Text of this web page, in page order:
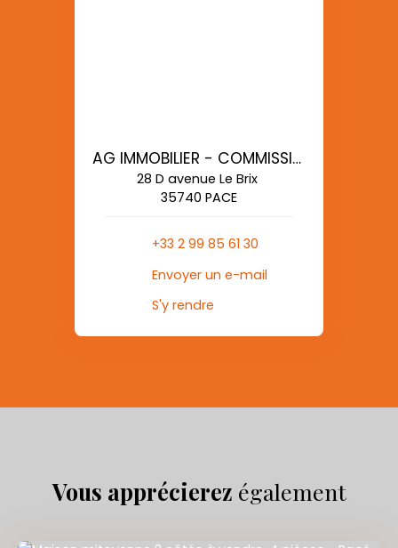
AG IMMOBILIER - COMMISSIONS REDUITES
28 D avenue Le Brix
35740 PACE
+33 2 99 85 61 30
Envoyer un e-mail
S'y rendre
Vous apprécierez également